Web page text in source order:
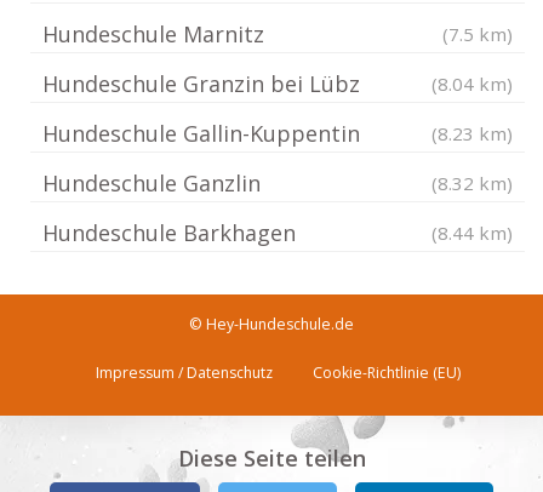
Hundeschule Marnitz (7.5 km)
Hundeschule Granzin bei Lübz (8.04 km)
Hundeschule Gallin-Kuppentin (8.23 km)
Hundeschule Ganzlin (8.32 km)
Hundeschule Barkhagen (8.44 km)
© Hey-Hundeschule.de
Impressum / Datenschutz Cookie-Richtlinie (EU)
Diese Seite teilen